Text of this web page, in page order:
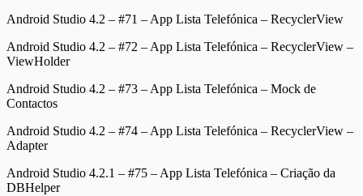
Android Studio 4.2 – #71 – App Lista Telefónica – RecyclerView
Android Studio 4.2 – #72 – App Lista Telefónica – RecyclerView –
ViewHolder
Android Studio 4.2 – #73 – App Lista Telefónica – Mock de
Contactos
Android Studio 4.2 – #74 – App Lista Telefónica – RecyclerView –
Adapter
Android Studio 4.2.1 – #75 – App Lista Telefónica – Criação da
DBHelper